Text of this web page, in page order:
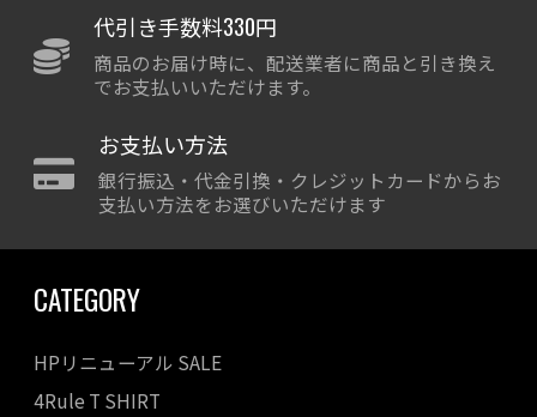
代引き手数料330円
商品のお届け時に、配送業者に商品と引き換え
でお支払いいただけます。
お支払い方法
銀行振込・代金引換・クレジットカードからお
支払い方法をお選びいただけます
CATEGORY
HPリニューアル SALE
4Rule T SHIRT